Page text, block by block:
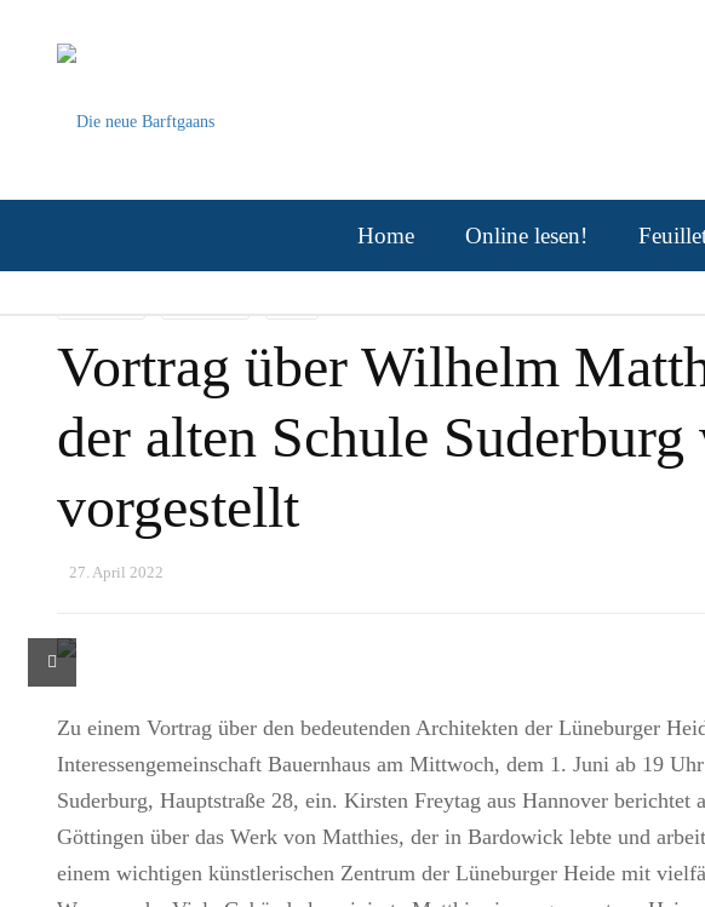
Home Online lesen!
Vortrag über Wilhelm
der alten Schule
vorgestellt
27. April 2022
Zu einem Vortrag über den bedeutenden Architekten der Lüneburger
Interessengemeinschaft Bauernhaus am Mittwoch, dem 1. Juni ab 19
Suderburg, Hauptstraße 28, ein. Kirsten Freytag aus Hannover berichtet
Göttingen über das Werk von Matthies, der in Bardowick lebte und
einem wichtigen künstlerischen Zentrum der Lüneburger Heide mit